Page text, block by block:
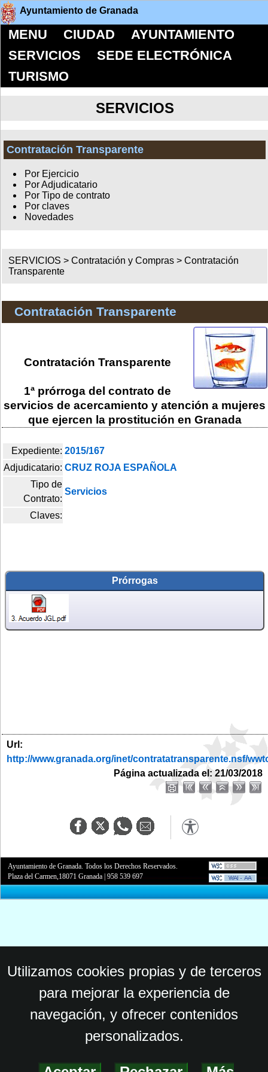
Ayuntamiento de Granada
MENU CIUDAD
AYUNTAMIENTO
SERVICIOS
SEDE ELECTRÓNICA
TURISMO
SERVICIOS
Contratación Transparente
Por Ejercicio
Por Adjudicatario
Por Tipo de contrato
Por claves
Novedades
SERVICIOS >Contratación y Compras >Contratación
Transparente
Contratación Transparente
Contratación Transparente
1ª prórroga del contrato de
servicios de acercamiento y atención a mujeres
que ejercen la prostitución en Granada
Expediente: 2015/167
Adjudicatario: CRUZ ROJA ESPAÑOLA
Tipo de
Contrato:
Servicios
Claves:
Prórrogas
Url:
http://www.granada.org/inet/contratatransparente.nsf/
Página actualizada el: 21/03/2018
Ayuntamiento de Granada. Todos los Derechos Reservados.
Plaza del Carmen,18071 Granada |958 539 697
Utilizamos cookies propias y de terceros
para mejorar la experiencia de
navegación, y ofrecer contenidos
personalizados.